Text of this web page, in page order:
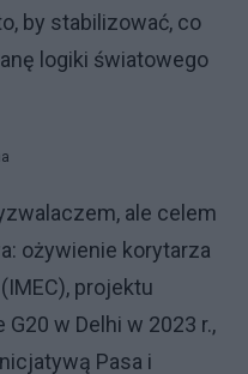
by stabilizować, co
logiki światowego
ale celem
ożywienie korytarza
projektu
w Delhi w 2023 r.,
Pasa i